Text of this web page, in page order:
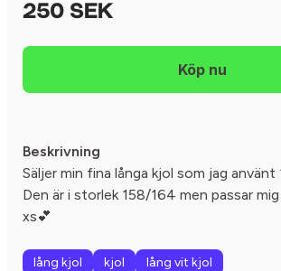
250 SEK
Beskrivning
Säljer min fina långa kjol som jag använt
Den är i storlek 158/164 men passar
xs💕
lång kjol kjol lång vit kjol